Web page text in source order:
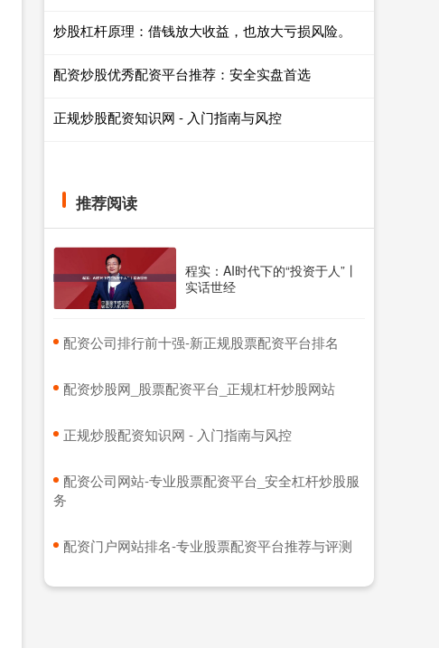
炒股杠杆原理：借钱放大收益，也放大亏损风险。
配资炒股优秀配资平台推荐：安全实盘首选
正规炒股配资知识网 - 入门指南与风控
推荐阅读
程实：AI时代下的“投资于人”丨
实话世经
​配资公司排行前十强-新正规股票配资平台排名
​配资炒股网_股票配资平台_正规杠杆炒股网站
​正规炒股配资知识网 - 入门指南与风控
​配资公司网站-专业股票配资平台_安全杠杆炒股服
务
​配资门户网站排名-专业股票配资平台推荐与评测